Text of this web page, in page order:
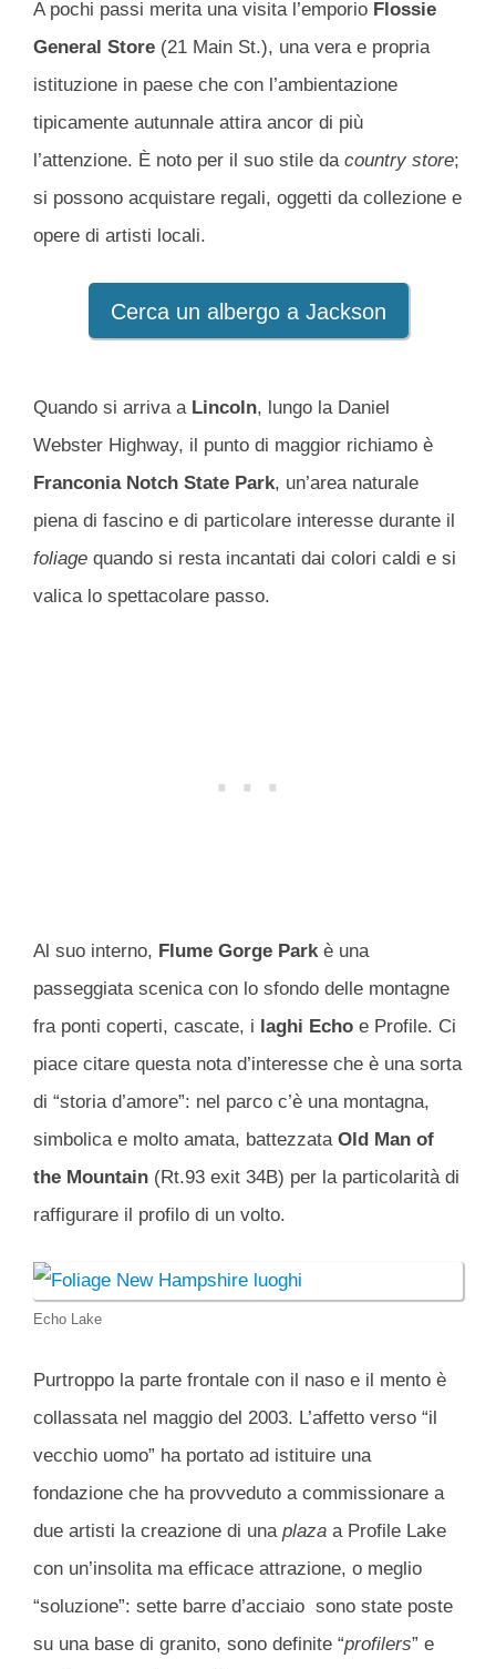
A pochi passi merita una visita l’emporio Flossie
General Store (21 Main St.), una vera e propria
istituzione in paese che con l’ambientazione
tipicamente autunnale attira ancor di più
l’attenzione. È noto per il suo stile da country store;
si possono acquistare regali, oggetti da collezione e
opere di artisti locali.
Cerca un albergo a Jackson
Quando si arriva a Lincoln, lungo la Daniel
Webster Highway, il punto di maggior richiamo è
Franconia Notch State Park, un’area naturale
piena di fascino e di particolare interesse durante il
foliage quando si resta incantati dai colori caldi e si
valica lo spettacolare passo.
Al suo interno, Flume Gorge Park è una
passeggiata scenica con lo sfondo delle montagne
fra ponti coperti, cascate, i laghi Echo e Profile. Ci
piace citare questa nota d’interesse che è una sorta
di “storia d’amore”: nel parco c’è una montagna,
simbolica e molto amata, battezzata Old Man of
the Mountain (Rt.93 exit 34B) per la particolarità di
raffigurare il profilo di un volto.
Echo Lake
Purtroppo la parte frontale con il naso e il mento è
collassata nel maggio del 2003. L’affetto verso “il
vecchio uomo” ha portato ad istituire una
fondazione che ha provveduto a commissionare a
due artisti la creazione di una plaza a Profile Lake
con un’insolita ma efficace attrazione, o meglio
“soluzione”: sette barre d’acciaio sono state poste
su una base di granito, sono definite “profilers” e